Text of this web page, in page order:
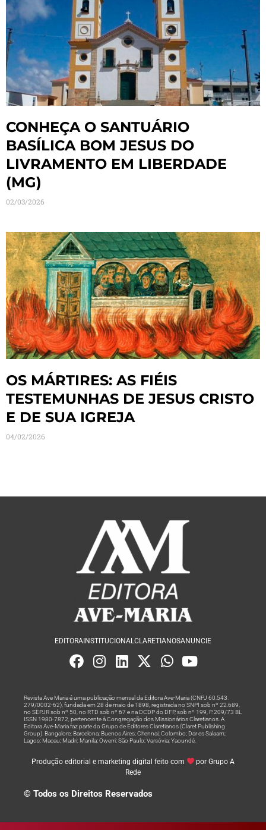
CONHEÇA O SANTUÁRIO
BASÍLICA BOM JESUS DO
LIVRAMENTO EM LIBERDADE
(MG)
02/03/2026
OS MÁRTIRES: AS FIÉIS
TESTEMUNHAS DE JESUS CRISTO
E DE SUA IGREJA
04/02/2026
EDITORA INSTITUCIONALCLARETIANOSANUNCIE
Revista Ave Maria é uma publicação mensal da Editora Ave-Maria (CNPJ 60.543.
279/0002-62), fundada em 28 de maio de 1898, registrada no SNPI sob nº 22.689,
no SEPJR sob nº 50, no RTD sob nº 67 e na DCDP do DFP, sob nº 199, P. 209/73 BL
ISSN 1980-7872, pertencente à Congregação dos Missionários Claretianos. A
Editora Ave-Maria faz parte do Grupo de Editores Claretianos (Claret Publishing
Group). Bangalore; Barcelona; Buenos Aires; Chennai; Colombo; Dar es Salaam;
Lagos; Macau; Madri; Manila; Owerri; São Paulo; Varsóvia; Yaoundé.
Produção editorial e marketing digital feito com
por Grupo A
Rede
© Todos os Direitos Reservados